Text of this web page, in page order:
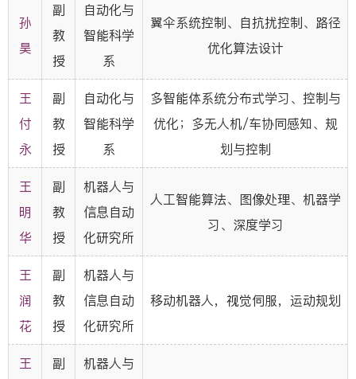
孙
昊
副
教
授
自动化与
智能科学
系
翼伞系统控制、自抗扰控制、路径
优化算法设计
王
付
永
副
教
授
自动化与
智能科学
系
多智能体系统分布式学习、控制与
优化；多无人机/车协同感知、规
划与控制
王
明
华
副
教
授
机器人与
信息自动
化研究所
人工智能算法、图像处理、机器学
习、深度学习
王
润
花
副
教
授
机器人与
信息自动
化研究所
移动机器人，视觉伺服，运动规划
王
副
机器人与